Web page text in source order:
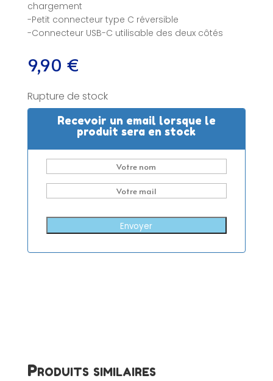
chargement
-Petit connecteur type C réversible
-Connecteur USB-C utilisable des deux côtés
9,90 €
Rupture de stock
Recevoir un email lorsque le
produit sera en stock
Envoyer
Produits similaires